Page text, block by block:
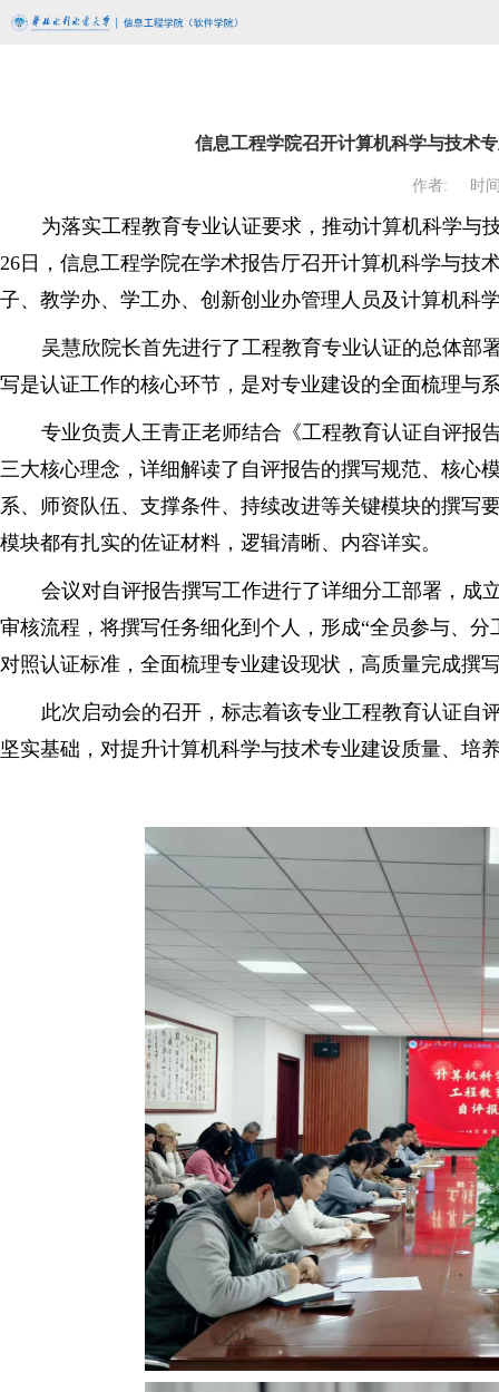
信息工程学院召开计算机科学与技术
作者: 时
为落实工程教育专业认证要求，推动计算机科学与
26日，信息工程学院在学术报告厅召开计算机科学与技
子、教学办、学工办、创新创业办管理人员及计算机科
吴慧欣院长首先进行了工程教育专业认证的总体部
写是认证工作的核心环节，是对专业建设的全面梳理与
专业负责人王青正老师结合《工程教育认证自评报
三大核心理念，详细解读了自评报告的撰写规范、核心
系、师资队伍、支撑条件、持续改进等关键模块的撰写
模块都有扎实的佐证材料，逻辑清晰、内容详实。
会议对自评报告撰写工作进行了详细分工部署，成
审核流程，将撰写任务细化到个人，形成“全员参与、
对照认证标准，全面梳理专业建设现状，高质量完成撰
此次启动会的召开，标志着该专业工程教育认证自
坚实基础，对提升计算机科学与技术专业建设质量、培